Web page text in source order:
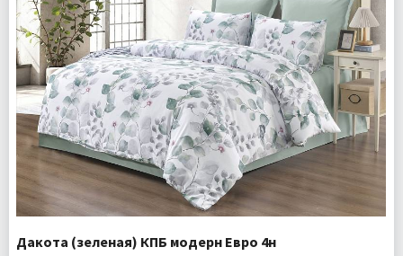
Дакота (зеленая) КПБ модерн Евро 4н